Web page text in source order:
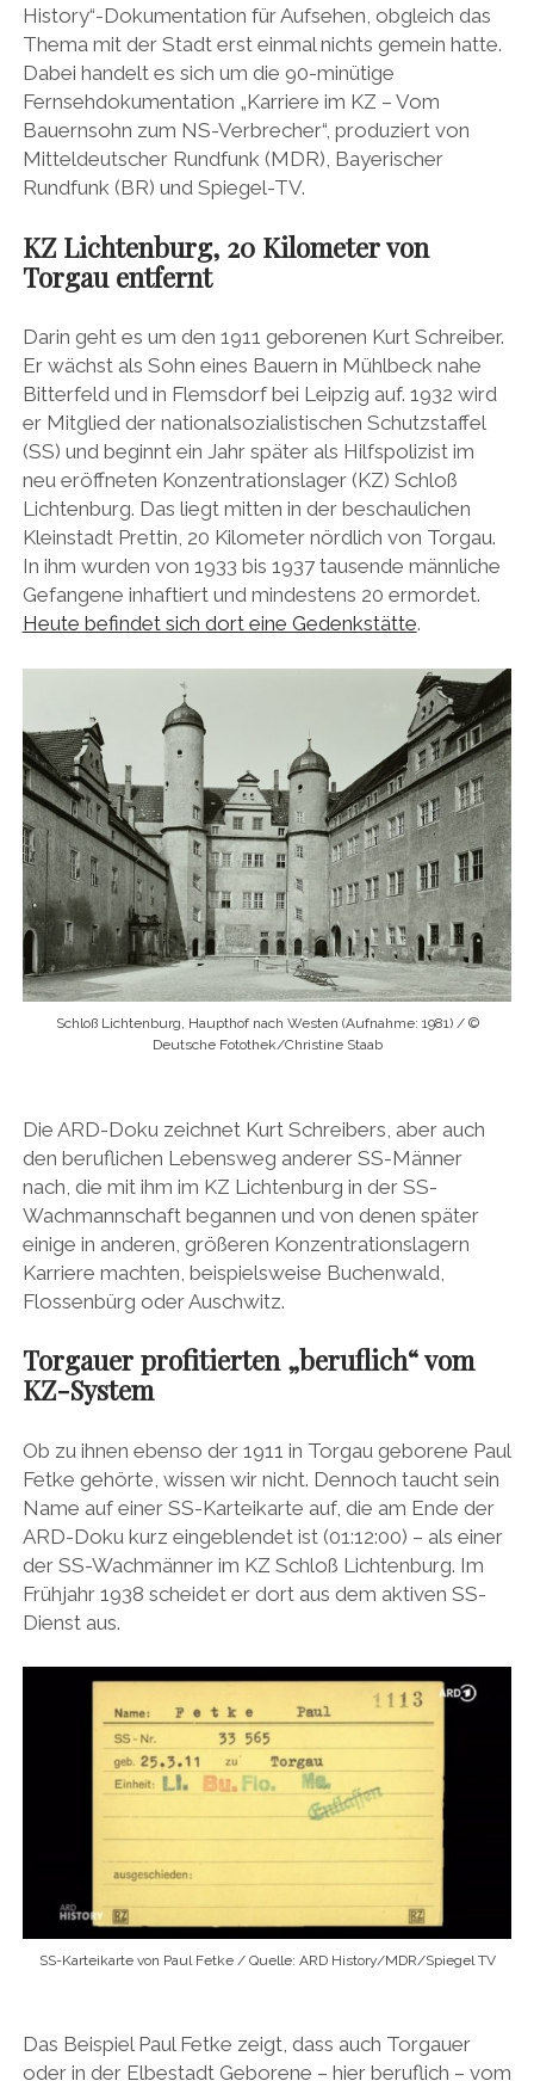
History“-Dokumentation für Aufsehen, obgleich das
Thema mit der Stadt erst einmal nichts gemein hatte.
Dabei handelt es sich um die 90-minütige
Fernsehdokumentation „Karriere im KZ – Vom
Bauernsohn zum NS-Verbrecher“, produziert von
Mitteldeutscher Rundfunk (MDR), Bayerischer
Rundfunk (BR) und Spiegel-TV.
KZ Lichtenburg, 20 Kilometer von
Torgau entfernt
Darin geht es um den 1911 geborenen Kurt Schreiber.
Er wächst als Sohn eines Bauern in Mühlbeck nahe
Bitterfeld und in Flemsdorf bei Leipzig auf. 1932 wird
er Mitglied der nationalsozialistischen Schutzstaffel
(SS) und beginnt ein Jahr später als Hilfspolizist im
neu eröffneten Konzentrationslager (KZ) Schloß
Lichtenburg. Das liegt mitten in der beschaulichen
Kleinstadt Prettin, 20 Kilometer nördlich von Torgau.
In ihm wurden von 1933 bis 1937 tausende männliche
Gefangene inhaftiert und mindestens 20 ermordet.
Heute befindet sich dort eine Gedenkstätte.
Schloß Lichtenburg, Haupthof nach Westen (Aufnahme: 1981) / ©
Deutsche Fotothek/Christine Staab
Die ARD-Doku zeichnet Kurt Schreibers, aber auch
den beruflichen Lebensweg anderer SS-Männer
nach, die mit ihm im KZ Lichtenburg in der SS-
Wachmannschaft begannen und von denen später
einige in anderen, größeren Konzentrationslagern
Karriere machten, beispielsweise Buchenwald,
Flossenbürg oder Auschwitz.
Torgauer profitierten „beruflich“ vom
KZ-System
Ob zu ihnen ebenso der 1911 in Torgau geborene Paul
Fetke gehörte, wissen wir nicht. Dennoch taucht sein
Name auf einer SS-Karteikarte auf, die am Ende der
ARD-Doku kurz eingeblendet ist (01:12:00) – als einer
der SS-Wachmänner im KZ Schloß Lichtenburg. Im
Frühjahr 1938 scheidet er dort aus dem aktiven SS-
Dienst aus.
SS-Karteikarte von Paul Fetke / Quelle: ARD History/MDR/Spiegel TV
Das Beispiel Paul Fetke zeigt, dass auch Torgauer
oder in der Elbestadt Geborene – hier beruflich – vom